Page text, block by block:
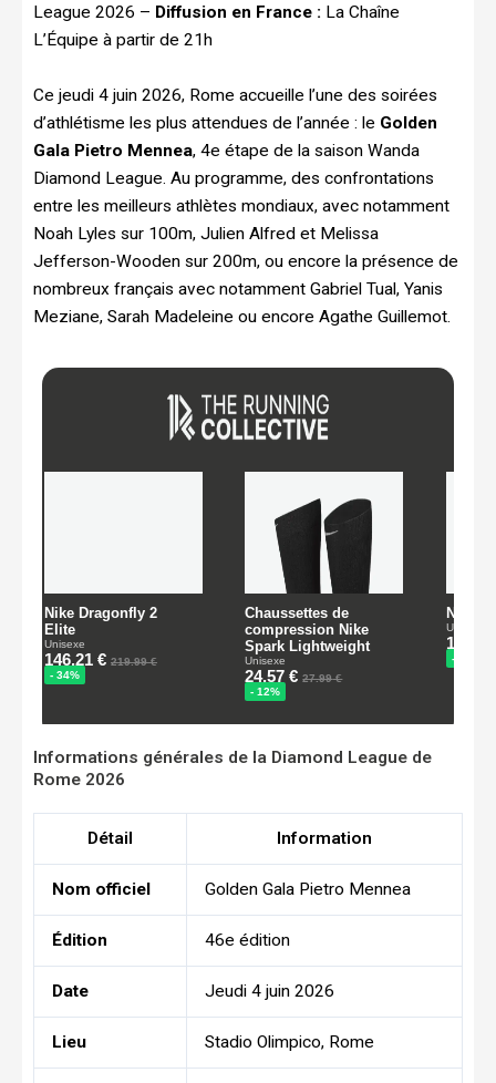
League 2026 – Diffusion en France : La Chaîne
L’Équipe à partir de 21h
Ce jeudi 4 juin 2026, Rome accueille l’une des soirées
d’athlétisme les plus attendues de l’année : le Golden
Gala Pietro Mennea, 4e étape de la saison Wanda
Diamond League. Au programme, des confrontations
entre les meilleurs athlètes mondiaux, avec notamment
Noah Lyles sur 100m, Julien Alfred et Melissa
Jefferson-Wooden sur 200m, ou encore la présence de
nombreux français avec notamment Gabriel Tual, Yanis
Meziane, Sarah Madeleine ou encore Agathe Guillemot.
Informations générales de la Diamond League de
Rome 2026
Détail Information
Nom officiel Golden Gala Pietro Mennea
Édition 46e édition
Date Jeudi 4 juin 2026
Lieu Stadio Olimpico, Rome